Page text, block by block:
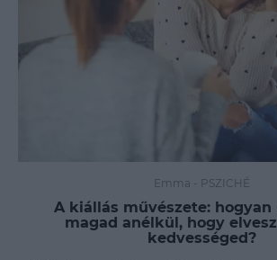
Emma - PSZICHÉ
A kiállás művészete: hogyan
magad anélkül, hogy
kedvességed?